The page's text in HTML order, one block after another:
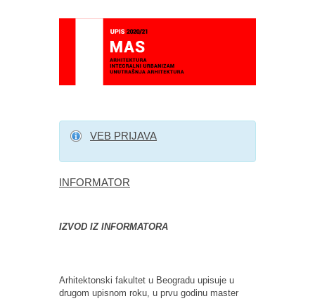
VEB PRIJAVA
INFORMATOR
IZVOD IZ INFORMATORA
Arhitektonski fakultet u Beogradu upisuje u
drugom upisnom roku, u prvu godinu master